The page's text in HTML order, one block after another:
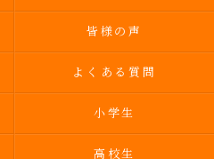
皆様の声
よくある質問
小学生
高校生